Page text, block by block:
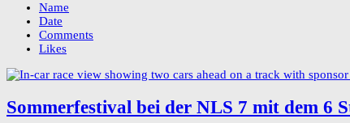
Name
Date
Comments
Likes
Sommerfestival bei der NLS 7 mit dem 6